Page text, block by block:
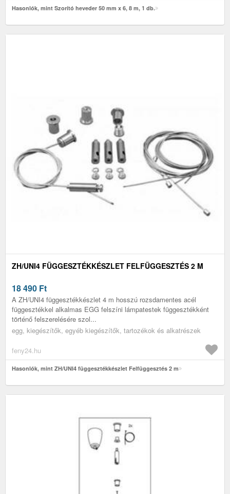
Hasonlók, mint Szorító heveder 50 mm x 6, 8 m, 1 db.
ZH/UNI4 FÜGGESZTÉKKÉSZLET FELFÜGGESZTÉS 2 M
18 490 Ft
A ZH/UNI4 függesztékkészlet 4 m hosszú rozsdamentes acél
függesztékkel alkalmas EGG felszíni lámpatestek függesztékként
történő felszerelésére szol...
egg, kiegészítők, egyéb kiegészítők, tartozékok és alkatrészek
feny24.hu
Hasonlók, mint ZH/UNI4 függesztékkészlet Felfüggesztés 2 m